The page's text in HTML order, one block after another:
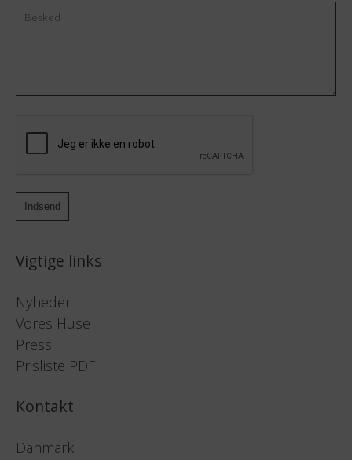
Besked
Vigtige links
Nyheder
Vores Huse
Press
Prisliste PDF
Kontakt
Danmark